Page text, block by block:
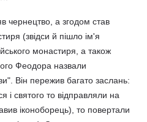
чернецтво, а згодом став
(звідси й пішло ім'я
монастиря, а також
Феодора назвали
Він пережив багато заслань:
і святого то відправляли на
іконоборець), то повертали